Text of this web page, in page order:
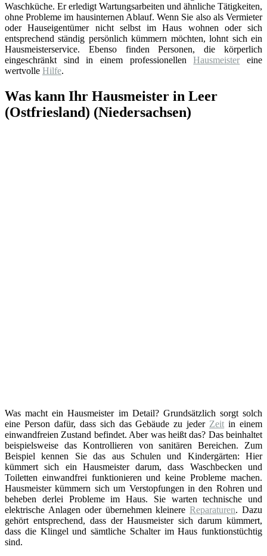
Waschküche. Er erledigt Wartungsarbeiten und ähnliche Tätigkeiten,
ohne Probleme im hausinternen Ablauf. Wenn Sie also als Vermieter
oder Hauseigentümer nicht selbst im Haus wohnen oder sich
entsprechend ständig persönlich kümmern möchten, lohnt sich ein
Hausmeisterservice. Ebenso finden Personen, die körperlich
eingeschränkt sind in einem professionellenHausmeister eine
wertvolle Hilfe.
Was kann Ihr Hausmeister in Leer
(Ostfriesland) (Niedersachsen)
Was macht ein Hausmeister im Detail? Grundsätzlich sorgt solch
eine Person dafür, dass sich das Gebäude zu jeder Zeit in einem
einwandfreien Zustand befindet. Aber was heißt das? Das beinhaltet
beispielsweise das Kontrollieren von sanitären Bereichen. Zum
Beispiel kennen Sie das aus Schulen und Kindergärten: Hier
kümmert sich ein Hausmeister darum, dass Waschbecken und
Toiletten einwandfrei funktionieren und keine Probleme machen.
Hausmeister kümmern sich um Verstopfungen in den Rohren und
beheben derlei Probleme im Haus. Sie warten technische und
elektrische Anlagen oder übernehmen kleinereReparaturen. Dazu
gehört entsprechend, dass der Hausmeister sich darum kümmert,
dass die Klingel und sämtliche Schalter im Haus funktionstüchtig
sind.